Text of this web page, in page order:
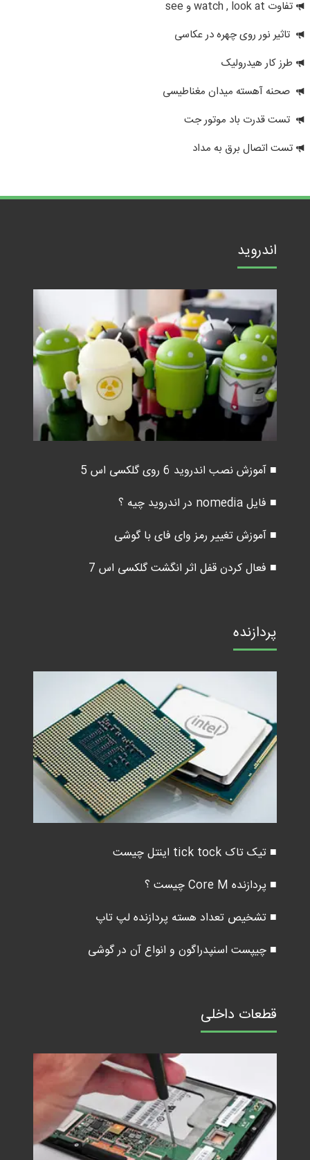
تفاوت watch , look at و see
تاثیر نور روی چهره در عکاسی
طرز کار هیدرولیک
صحنه آهسته میدان مغناطیسی
تست قدرت باد موتور جت
تست اتصال برق به مداد
اندروید
■ آموزش نصب اندروید 6 روی گلکسی اس 5
■ فایل nomedia در اندروید چیه ؟
■ آموزش تغییر رمز وای فای با گوشی
■ فعال کردن قفل اثر انگشت گلکسی اس 7
پردازنده
■ تیک تاک tick tock اینتل چیست
■ پردازنده Core M چیست ؟
■ تشخیص تعداد هسته پردازنده لپ تاپ
■ چیپست اسنپدراگون و انواع آن در گوشی
قطعات داخلی